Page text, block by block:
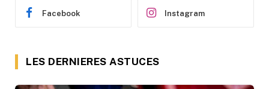
Facebook Instagram
LES DERNIERES ASTUCES